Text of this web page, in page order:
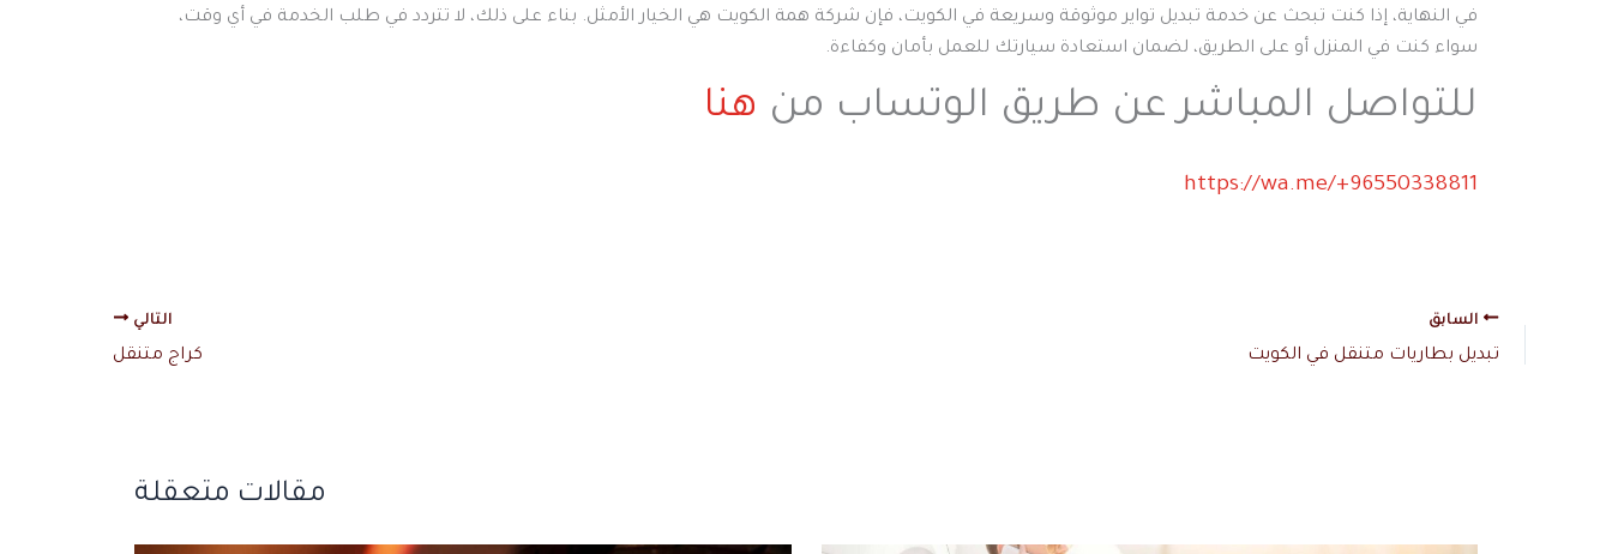
في النهاية، إذا كنت تبحث عن خدمة تبديل تواير موثوقة وسريعة في الكويت، فإن شركة همة الكويت هي الخيار الأمثل. بناء على ذلك، لا تتردد في طلب الخدمة في أي وقت،
سواء كنت في المنزل أو على الطريق، لضمان استعادة سيارتك للعمل بأمان وكفاءة.
للتواصل المباشر عن طريق الوتساب من هنا
https://wa.me/+96550338811
السابق
تبديل بطاريات متنقل في الكويت
التالي
كراج متنقل
مقالات متعقلة